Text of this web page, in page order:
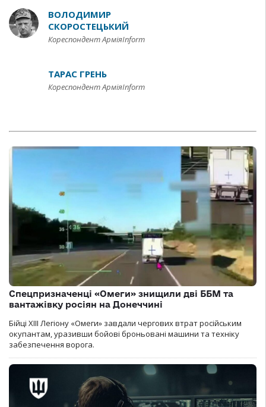
ВОЛОДИМИР
СКОРОСТЕЦЬКИЙ
Кореспондент АрміяInform
ТАРАС ГРЕНЬ
Кореспондент АрміяInform
Спецпризначенці «Омеги» знищили дві ББМ та
вантажівку росіян на Донеччині
Бійці ХІІІ Легіону «Омеги» завдали чергових втрат російським
окупантам, уразивши бойові броньовані машини та техніку
забезпечення ворога.